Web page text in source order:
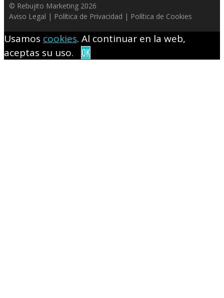
© Rebujito Marketing 2026
Aviso Legal | Política de Privacidad | Política de Cookies
Usamos cookies. Al continuar en la web,
aceptas su uso.
OK